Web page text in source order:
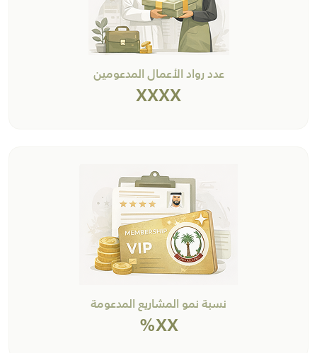
عدد رواد الأعمال المدعومين
XXXX
نسبة نمو المشاريع المدعومة
XX%